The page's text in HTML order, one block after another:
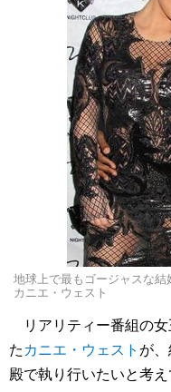
地球上で最もゴージャスな
カニエ・ウェスト
リアリティー番組の女
たカニエ・ウェスト が
殿で執り行いたいと考え